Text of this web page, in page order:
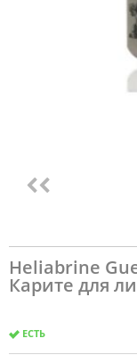
Heliabrine
Карите для
ЕСТЬ